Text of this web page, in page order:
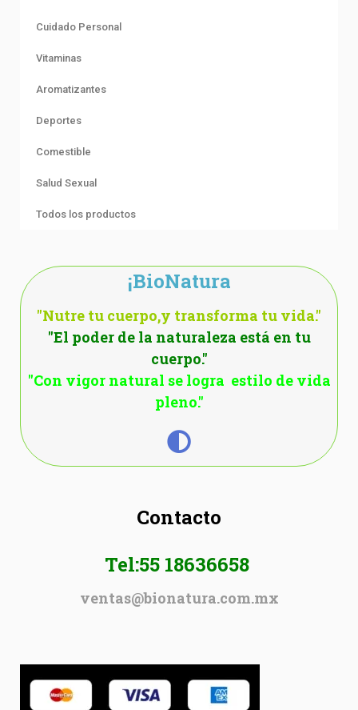
Cuidado Personal
Vitaminas
Aromatizantes
Deportes
Comestible
Salud Sexual
Todos los productos
¡BioNatura
"Nutre tu cuerpo,y transforma tu vida."
"El poder de la naturaleza está en tu
cuerpo."
"Con vigor natural se logra estilo de vida
pleno."
Contacto
Tel:55 18636658
ventas@bionatura.com.mx